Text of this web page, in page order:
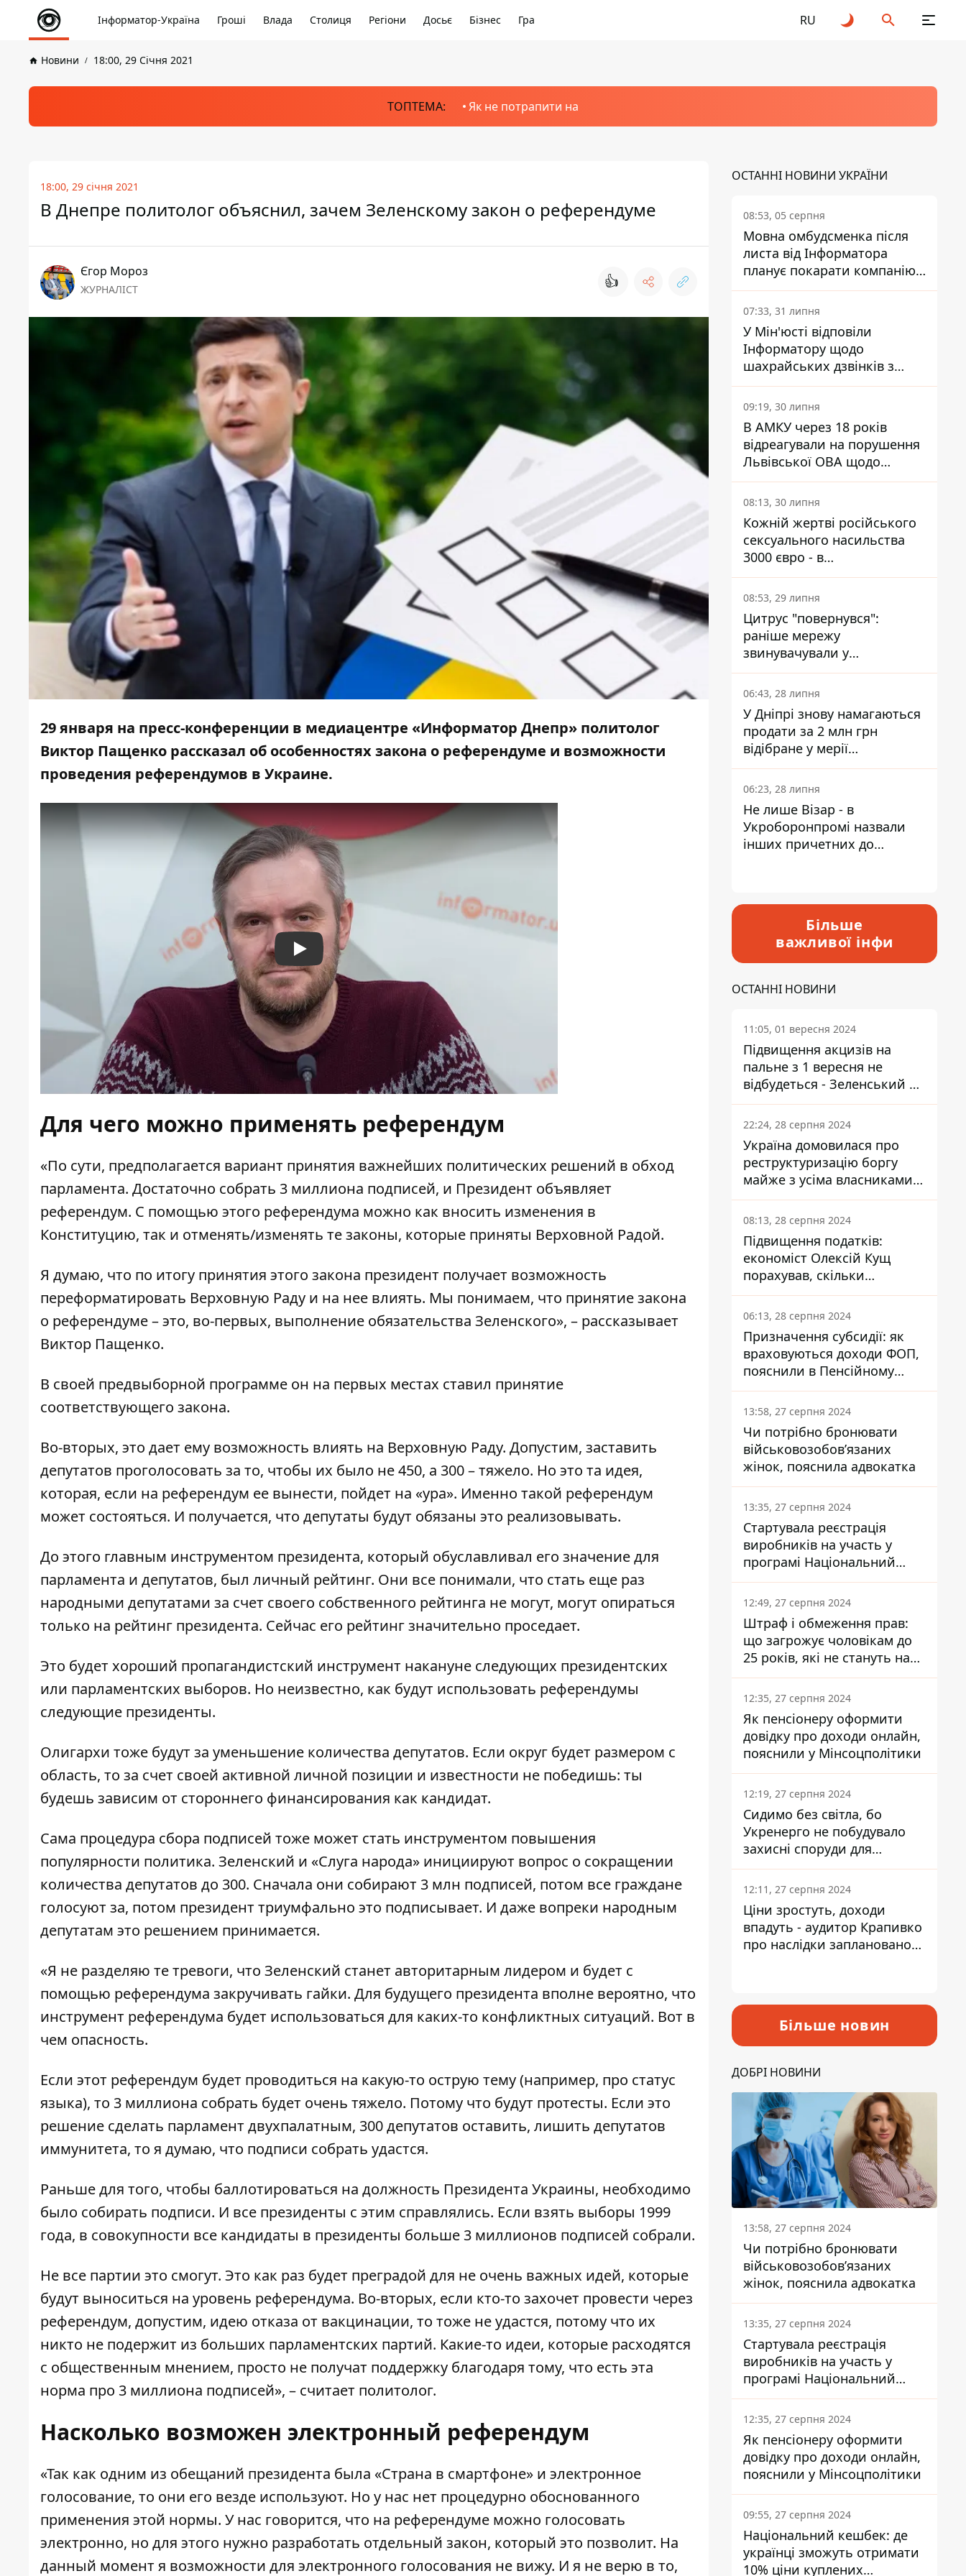
Інформатор-Україна Гроші Влада Столиця Регіони Досьє Бізнес Гра RU
Новини 18:00, 29 Січня 2021
ТОПТЕМА: Як не потрапити на
18:00, 29 січня 2021
В Днепре политолог объяснил, зачем Зеленскому закон о референдуме
Єгор Мороз
ЖУРНАЛІСТ 👍
29 января на пресс-конференции в медиацентре «Информатор Днепр» политолог
Виктор Пащенко рассказал об особенностях закона о референдуме и возможности
проведения референдумов в Украине.
Play
Для чего можно применять референдум
«По сути, предполагается вариант принятия важнейших политических решений в обход
парламента. Достаточно собрать 3 миллиона подписей, и Президент объявляет
референдум. С помощью этого референдума можно как вносить изменения в
Конституцию, так и отменять/изменять те законы, которые приняты Верховной Радой.
Я думаю, что по итогу принятия этого закона президент получает возможность
переформатировать Верховную Раду и на нее влиять. Мы понимаем, что принятие закона
о референдуме – это, во-первых, выполнение обязательства Зеленского», – рассказывает
Виктор Пащенко.
В своей предвыборной программе он на первых местах ставил принятие
соответствующего закона.
Во-вторых, это дает ему возможность влиять на Верховную Раду. Допустим, заставить
депутатов проголосовать за то, чтобы их было не 450, а 300 – тяжело. Но это та идея,
которая, если на референдум ее вынести, пойдет на «ура». Именно такой референдум
может состояться. И получается, что депутаты будут обязаны это реализовывать.
До этого главным инструментом президента, который обуславливал его значение для
парламента и депутатов, был личный рейтинг. Они все понимали, что стать еще раз
народными депутатами за счет своего собственного рейтинга не могут, могут опираться
только на рейтинг президента. Сейчас его рейтинг значительно проседает.
Это будет хороший пропагандистский инструмент накануне следующих президентских
или парламентских выборов. Но неизвестно, как будут использовать референдумы
следующие президенты.
Олигархи тоже будут за уменьшение количества депутатов. Если округ будет размером с
область, то за счет своей активной личной позиции и известности не победишь: ты
будешь зависим от стороннего финансирования как кандидат.
Сама процедура сбора подписей тоже может стать инструментом повышения
популярности политика. Зеленский и «Слуга народа» инициируют вопрос о сокращении
количества депутатов до 300. Сначала они собирают 3 млн подписей, потом все граждане
голосуют за, потом президент триумфально это подписывает. И даже вопреки народным
депутатам это решением принимается.
«Я не разделяю те тревоги, что Зеленский станет авторитарным лидером и будет с
помощью референдума закручивать гайки. Для будущего президента вполне вероятно, что
инструмент референдума будет использоваться для каких-то конфликтных ситуаций. Вот в
чем опасность.
Если этот референдум будет проводиться на какую-то острую тему (например, про статус
языка), то 3 миллиона собрать будет очень тяжело. Потому что будут протесты. Если это
решение сделать парламент двухпалатным, 300 депутатов оставить, лишить депутатов
иммунитета, то я думаю, что подписи собрать удастся.
Раньше для того, чтобы баллотироваться на должность Президента Украины, необходимо
было собирать подписи. И все президенты с этим справлялись. Если взять выборы 1999
года, в совокупности все кандидаты в президенты больше 3 миллионов подписей собрали.
Не все партии это смогут. Это как раз будет преградой для не очень важных идей, которые
будут выноситься на уровень референдума. Во-вторых, если кто-то захочет провести через
референдум, допустим, идею отказа от вакцинации, то тоже не удастся, потому что их
никто не подержит из больших парламентских партий. Какие-то идеи, которые расходятся
с общественным мнением, просто не получат поддержку благодаря тому, что есть эта
норма про 3 миллиона подписей», – считает политолог.
Насколько возможен электронный референдум
«Так как одним из обещаний президента была «Страна в смартфоне» и электронное
голосование, то они его везде используют. Но у нас нет процедурно обоснованного
применения этой нормы. У нас говорится, что на референдуме можно голосовать
электронно, но для этого нужно разработать отдельный закон, который это позволит. На
данный момент я возможности для электронного голосования не вижу. И я не верю в то,
ОСТАННІ НОВИНИ УКРАЇНИ
08:53, 05 серпня
Мовна омбудсменка після
листа від Інформатора
планує покарати компанію-
підрядника ПриватБанку
07:33, 31 липня
У Мін'юсті відповіли
Інформатору щодо
шахрайських дзвінків з
камери Сумського СІЗО так,
що ніхто нічого не зрозумів
09:19, 30 липня
В АМКУ через 18 років
відреагували на порушення
Львівської ОВА щодо
харчування у закладах
освіти
08:13, 30 липня
Кожній жертві російського
сексуального насильства
3000 євро - в
Мінсоцполітики пояснили
Інформатору, звідки на це
гроші
08:53, 29 липня
Цитрус "повернувся":
раніше мережу
звинувачували у
контрабанді техніки та
ухиленні від сплати
податків
06:43, 28 липня
У Дніпрі знову намагаються
продати за 2 млн грн
відібране у мерії
приміщення Укрпошти
06:23, 28 липня
Не лише Візар - в
Укроборонпромі назвали
інших причетних до
Більше
важливої інфи
ОСТАННІ НОВИНИ
11:05, 01 вересня 2024
Підвищення акцизів на
пальне з 1 вересня не
відбудеться - Зеленський не
підписав закон
22:24, 28 серпня 2024
Україна домовилася про
реструктуризацію боргу
майже з усіма власниками
єврооблігацій: що це
означає для країни
08:13, 28 серпня 2024
Підвищення податків:
економіст Олексій Кущ
порахував, скільки
заплатить кожен українець
06:13, 28 серпня 2024
Призначення субсидії: як
враховуються доходи ФОП,
пояснили в Пенсійному
фонді
13:58, 27 серпня 2024
Чи потрібно бронювати
військовозобов’язаних
жінок, пояснила адвокатка
13:35, 27 серпня 2024
Стартувала реєстрація
виробників на участь у
програмі Національний
кешбек: як це зробити
через портал Дія
12:49, 27 серпня 2024
Штраф і обмеження прав:
що загрожує чоловікам до
25 років, які не стануть на
військовий облік
12:35, 27 серпня 2024
Як пенсіонеру оформити
довідку про доходи онлайн,
пояснили у Мінсоцполітики
12:19, 27 серпня 2024
Сидимо без світла, бо
Укренерго не побудувало
захисні споруди для
енергетики - нардеп
Кучеренко
12:11, 27 серпня 2024
Ціни зростуть, доходи
впадуть - аудитор Крапивко
про наслідки запланованого
Більше новин
ДОБРІ НОВИНИ
13:58, 27 серпня 2024
Чи потрібно бронювати
військовозобов’язаних
жінок, пояснила адвокатка
13:35, 27 серпня 2024
Стартувала реєстрація
виробників на участь у
програмі Національний
кешбек: як це зробити
через портал Дія
12:35, 27 серпня 2024
Як пенсіонеру оформити
довідку про доходи онлайн,
пояснили у Мінсоцполітики
09:55, 27 серпня 2024
Національний кешбек: де
українці зможуть отримати
10% ціни куплених